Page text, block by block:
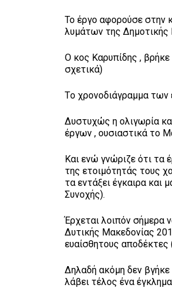
Το έργο αφορούσε στην
λυμάτων της Δημοτικής
Ο κος Καρυπίδης ,
σχετικά)
Tο χρονοδιάγραμμα
Δυστυχώς η ολιγωρία
έργων , ουσιαστικά το
Και ενώ γνώριζε ότι τα
της ετοιμότητάς τους
τα εντάξει έγκαιρα και
Συνοχής).
Έρχεται λοιπόν σήμερα
Δυτικής Μακεδονίας
ευαίσθητους αποδέκτες
Δηλαδή ακόμη δεν
λάβει τέλος ένα